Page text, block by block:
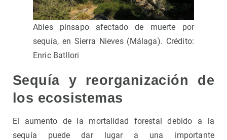
Abies pinsapo afectado de muerte por
sequía, en Sierra Nieves (Málaga). Crédito:
Enric Batllori
Sequía y reorganización de
los ecosistemas
El aumento de la mortalidad forestal debido a la
sequía puede dar lugar a una importante